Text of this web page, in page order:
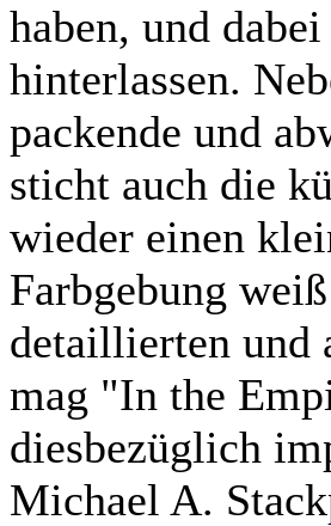
haben, und
hinterlassen.
packende und
sticht auch die
wieder einen
Farbgebung
detaillierten und
mag "In the
diesbezüglich
Michael A.